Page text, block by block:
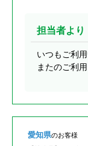
担当者より
いつもご利
またのご利
愛知県のお客様